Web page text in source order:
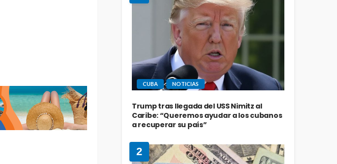
CUBA NOTICIAS
Trump tras llegada del USS Nimitz al
Caribe: “Queremos ayudar a los cubanos
a recuperar su país”
2